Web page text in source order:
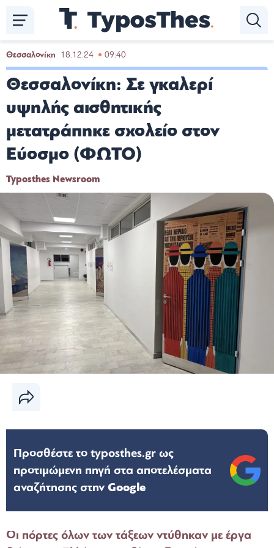
προς
κυρίως
περιεχόμενο
Θεσσαλονίκη 18.12.24 09:40
Θεσσαλονίκη: Σε γκαλερί
υψηλής αισθητικής
μετατράπηκε σχολείο στον
Εύοσμο (ΦΩΤΟ)
Typosthes Newsroom
Προσθέστε το typosthes.gr ως
προτιμώμενη πηγή στα αποτελέσματα
αναζήτησης στηνGoogle
Οι πόρτες όλων των τάξεων ντύθηκαν με έργα